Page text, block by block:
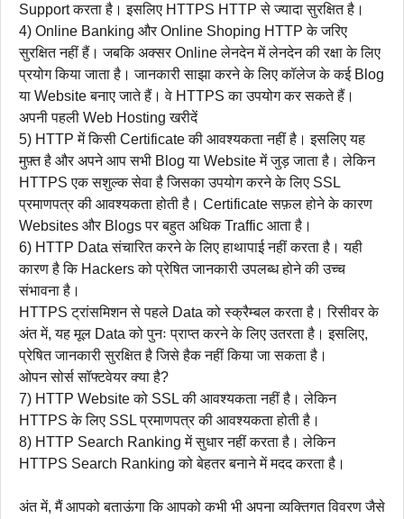
Support करता है। इसलिए HTTPS HTTP से ज्यादा सुरक्षित है।
4) Online Banking और Online Shoping HTTP के जरिए
सुरक्षित नहीं हैं। जबकि अक्सर Online लेनदेन में लेनदेन की रक्षा के लिए
प्रयोग किया जाता है। जानकारी साझा करने के लिए कॉलेज के कई Blog
या Website बनाए जाते हैं। वे HTTPS का उपयोग कर सकते हैं।
अपनी पहली Web Hosting खरीदें
5) HTTP में किसी Certificate की आवश्यकता नहीं है। इसलिए यह
मुफ़्त है और अपने आप सभी Blog या Website में जुड़ जाता है। लेकिन
HTTPS एक सशुल्क सेवा है जिसका उपयोग करने के लिए SSL
प्रमाणपत्र की आवश्यकता होती है। Certificate सफ़ल होने के कारण
Websites और Blogs पर बहुत अधिक Traffic आता है।
6) HTTP Data संचारित करने के लिए हाथापाई नहीं करता है। यही
कारण है कि Hackers को प्रेषित जानकारी उपलब्ध होने की उच्च
संभावना है।
HTTPS ट्रांसमिशन से पहले Data को स्क्रैम्बल करता है। रिसीवर के
अंत में, यह मूल Data को पुनः प्राप्त करने के लिए उतरता है। इसलिए,
प्रेषित जानकारी सुरक्षित है जिसे हैक नहीं किया जा सकता है।
ओपन सोर्स सॉफ्टवेयर क्या है?
7) HTTP Website को SSL की आवश्यकता नहीं है। लेकिन
HTTPS के लिए SSL प्रमाणपत्र की आवश्यकता होती है।
8) HTTP Search Ranking में सुधार नहीं करता है। लेकिन
HTTPS Search Ranking को बेहतर बनाने में मदद करता है।
अंत में, मैं आपको बताऊंगा कि आपको कभी भी अपना व्यक्तिगत विवरण जैसे